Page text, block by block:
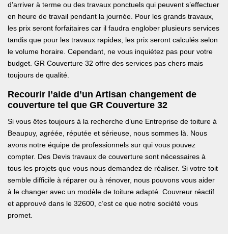
d’arriver à terme ou des travaux ponctuels qui peuvent s’effectuer
en heure de travail pendant la journée. Pour les grands travaux,
les prix seront forfaitaires car il faudra englober plusieurs services
tandis que pour les travaux rapides, les prix seront calculés selon
le volume horaire. Cependant, ne vous inquiétez pas pour votre
budget. GR Couverture 32 offre des services pas chers mais
toujours de qualité.
Recourir l’aide d’un Artisan changement de
couverture tel que GR Couverture 32
Si vous êtes toujours à la recherche d’une Entreprise de toiture à
Beaupuy, agréée, réputée et sérieuse, nous sommes là. Nous
avons notre équipe de professionnels sur qui vous pouvez
compter. Des Devis travaux de couverture sont nécessaires à
tous les projets que vous nous demandez de réaliser. Si votre toit
semble difficile à réparer ou à rénover, nous pouvons vous aider
à le changer avec un modèle de toiture adapté. Couvreur réactif
et approuvé dans le 32600, c’est ce que notre société vous
promet.